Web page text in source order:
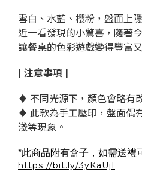
雪白、水藍、櫻粉，盤面上
近一看發現的小驚喜，隨著
讓餐桌的色彩遊戲變得豐富
| 注意事項 |
♦ 不同光源下，顏色會略有
♦ 此款為手工壓印，盤面偶
淺等現象。
*此商品附有盒子，如需送禮
https://bit.ly/3yKaUjI